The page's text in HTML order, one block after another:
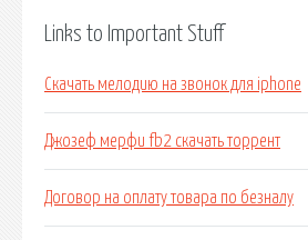
Links to Important Stuff
Скачать мелодию на звонок для iphone
Джозеф мерфи fb2 скачать торрент
Договор на оплату товара по безналу